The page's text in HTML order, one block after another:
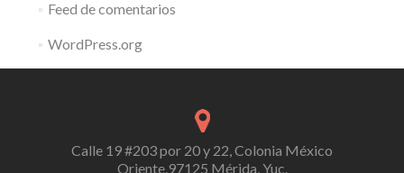
Feed de comentarios
WordPress.org
Calle 19 #203 por 20 y 22, Colonia México
Oriente,97125 Mérida, Yuc.